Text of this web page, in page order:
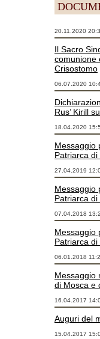
20.11.2020
Il Sacro
comunione
Crisostomo
06.07.2020
Rus’ Kirill
18.04.2020
Messaggio
Patriarca di
27.04.2019
Messaggio
Patriarca di
07.04.2018
Messaggio
Patriarca
06.01.2018
Messaggio
di Mosca e
16.04.2017
Auguri del
15.04.2017